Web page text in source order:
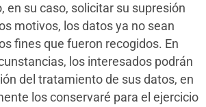
en su caso, solicitar su supresión
motivos, los datos ya no sean
fines que fueron recogidos. En
los interesados podrán
del tratamiento de sus datos, en
los conservaré para el ejercicio